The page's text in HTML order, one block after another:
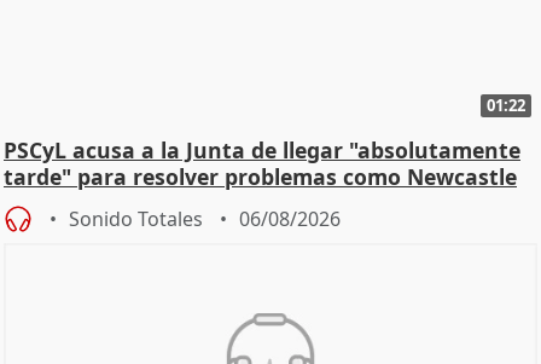
01:22
PSCyL acusa a la Junta de llegar "absolutamente
tarde" para resolver problemas como Newcastle
Sonido Totales 06/08/2026